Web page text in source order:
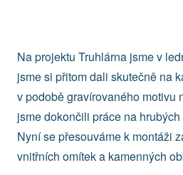
Na projektu Truhlárna jsme v
jsme si přitom dali skutečně na
v podobě gravírovaného motivu
jsme dokončili práce na
Nyní se přesouváme k montáži
vnitřních omítek a kamenných